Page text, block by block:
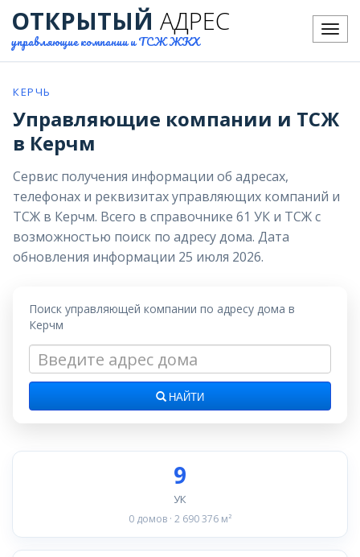
Меню
ОТКРЫТЫЙ АДРЕС
управляющие компании и ТСЖ ЖКХ
КЕРЧЬ
Управляющие компании и ТСЖ
в Керчм
Сервис получения информации об адресах,
телефонах и реквизитах управляющих компаний и
ТСЖ в Керчм. Всего в справочнике 61 УК и ТСЖ с
возможностью поиск по адресу дома. Дата
обновления информации 25 июля 2026.
Поиск управляющей компании по адресу дома в
Керчм
НАЙТИ
9
УК
0 домов · 2 690 376 м²